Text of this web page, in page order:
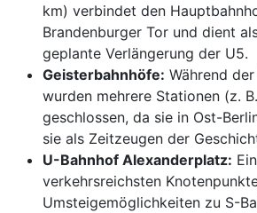
km) verbindet den
Brandenburger Tor und dient
geplante Verlängerung der U5.
Geisterbahnhöfe: Während
wurden mehrere Stationen (z.
geschlossen, da sie in Ost-
sie als Zeitzeugen der
U-Bahnhof Alexanderplatz:
verkehrsreichsten
Umsteigemöglichkeiten zu S-